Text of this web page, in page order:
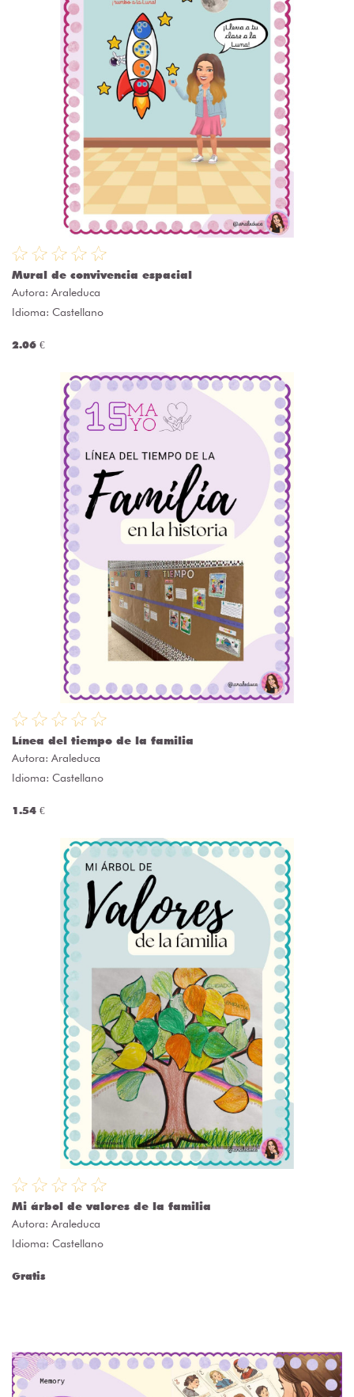
Mural de convivencia espacial
Autora: Araleduca
Idioma: Castellano
2.06 €
Línea del tiempo de la familia
Autora: Araleduca
Idioma: Castellano
1.54 €
Mi árbol de valores de la familia
Autora: Araleduca
Idioma: Castellano
Gratis